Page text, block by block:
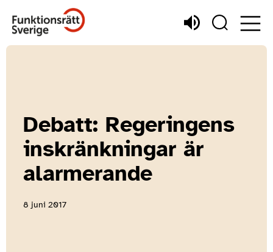
Debatt: Regeringens
inskränkningar är
alarmerande
8 juni 2017